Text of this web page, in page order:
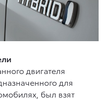
двигателя
для
был взят